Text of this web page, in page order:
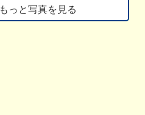
もっと写真を見る